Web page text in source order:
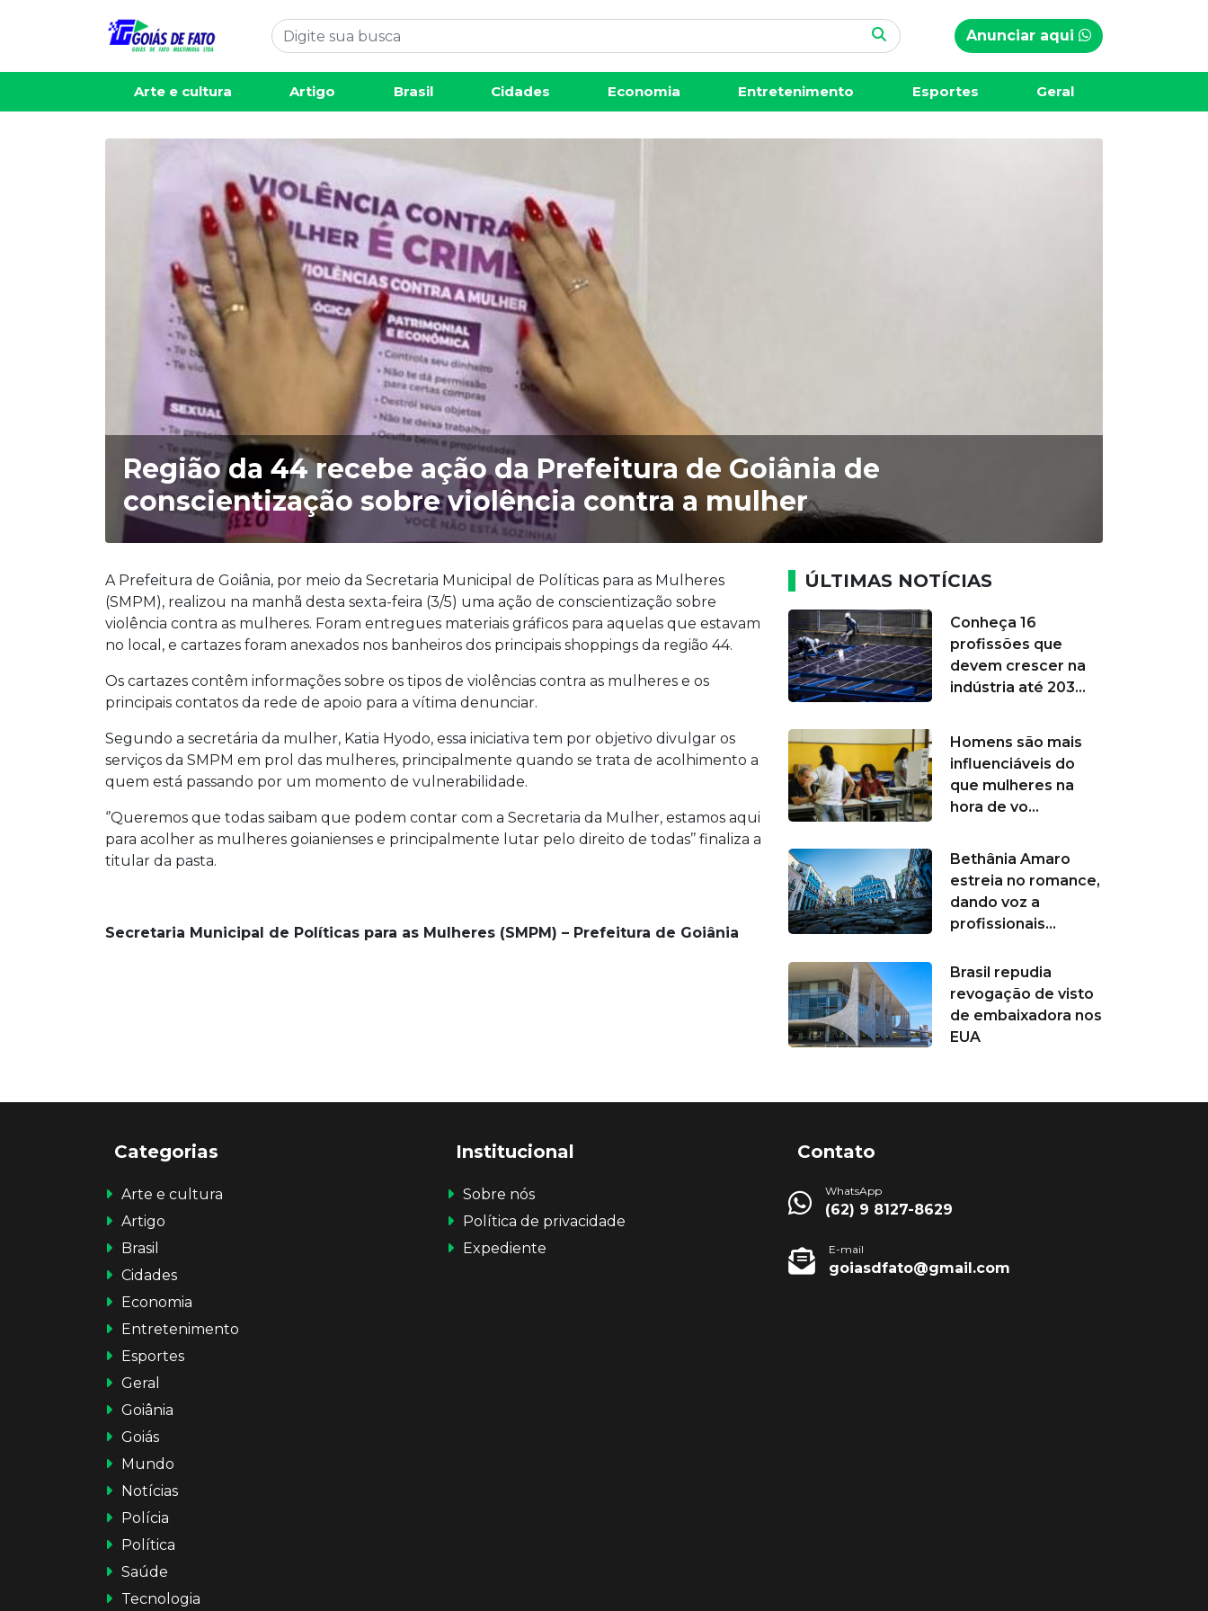
Anunciar aqui
Arte e cultura Artigo Brasil Cidades Economia Entretenimento Esportes Geral
Região da 44 recebe ação da Prefeitura de Goiânia de
conscientização sobre violência contra a mulher
A Prefeitura de Goiânia, por meio da Secretaria Municipal de Políticas para as Mulheres
(SMPM), realizou na manhã desta sexta-feira (3/5) uma ação de conscientização sobre
violência contra as mulheres. Foram entregues materiais gráficos para aquelas que estavam
no local, e cartazes foram anexados nos banheiros dos principais shoppings da região 44.
Os cartazes contêm informações sobre os tipos de violências contra as mulheres e os
principais contatos da rede de apoio para a vítima denunciar.
Segundo a secretária da mulher, Katia Hyodo, essa iniciativa tem por objetivo divulgar os
serviços da SMPM em prol das mulheres, principalmente quando se trata de acolhimento a
quem está passando por um momento de vulnerabilidade.
‘’Queremos que todas saibam que podem contar com a Secretaria da Mulher, estamos aqui
para acolher as mulheres goianienses e principalmente lutar pelo direito de todas’’ finaliza a
titular da pasta.
Secretaria Municipal de Políticas para as Mulheres (SMPM) – Prefeitura de Goiânia
ÚLTIMAS NOTÍCIAS
Conheça 16
profissões que
devem crescer na
indústria até 203...
Homens são mais
influenciáveis do
que mulheres na
hora de vo...
Bethânia Amaro
estreia no romance,
dando voz a
profissionais...
Brasil repudia
revogação de visto
de embaixadora nos
EUA
Categorias
Arte e cultura
Artigo
Brasil
Cidades
Economia
Entretenimento
Esportes
Geral
Goiânia
Goiás
Mundo
Notícias
Polícia
Política
Saúde
Tecnologia
Institucional
Sobre nós
Política de privacidade
Expediente
Contato
WhatsApp
(62) 9 8127-8629
E-mail
goiasdfato@gmail.com